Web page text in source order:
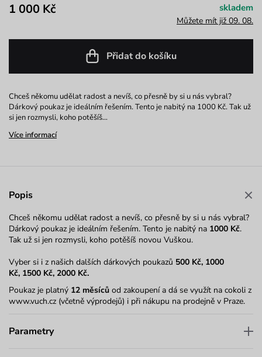
1 000 Kč skladem
Můžete mít již 09. 08.
Přidat do košíku
Chceš někomu udělat radost a nevíš, co přesně by si u nás vybral?
Dárkový poukaz je ideálním řešením. Tento je nabitý na 1000 Kč. Tak už
si jen rozmysli, koho potěšíš…
Více informací
Popis
Chceš někomu udělat radost a nevíš, co přesně by si u nás vybral?
Dárkový poukaz je ideálním řešením. Tento je nabitý na 1000 Kč.
Tak už si jen rozmysli, koho potěšíš novou Vuškou.
Vyber si i z našich dalších dárkových poukazů 500 Kč, 1000
Kč, 1500 Kč, 2000 Kč.
Poukaz je platný 12 měsíců od zakoupení a dá se využít na cokoli z
www.vuch.cz (včetně výprodejů) i při nákupu na prodejně v Praze.
Parametry